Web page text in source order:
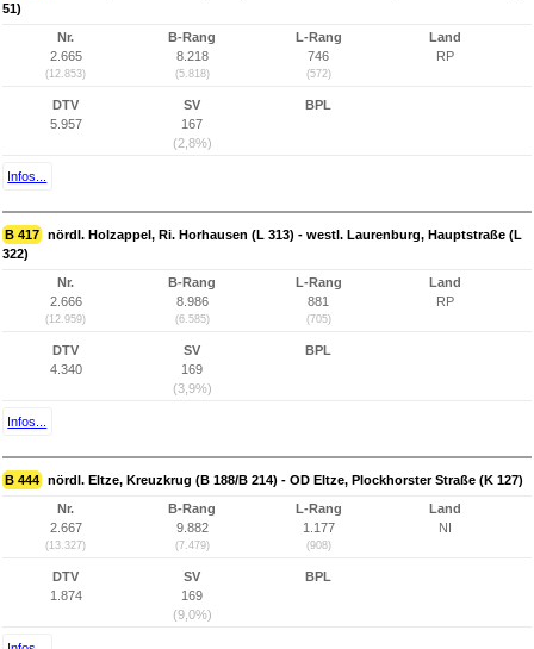
51)
Nr.
2.665
(12.853)
B-Rang
8.218
(5.818)
L-Rang
746
(572)
Land
RP
DTV
5.957
SV
167
(2,8%)
BPL
Infos...
B 417 nördl. Holzappel, Ri. Horhausen (L 313) - westl. Laurenburg, Hauptstraße (L
322)
Nr.
2.666
(12.959)
B-Rang
8.986
(6.585)
L-Rang
881
(705)
Land
RP
DTV
4.340
SV
169
(3,9%)
BPL
Infos...
B 444 nördl. Eltze, Kreuzkrug (B 188/B 214) - OD Eltze, Plockhorster Straße (K 127)
Nr.
2.667
(13.327)
B-Rang
9.882
(7.479)
L-Rang
1.177
(908)
Land
NI
DTV
1.874
SV
169
(9,0%)
BPL